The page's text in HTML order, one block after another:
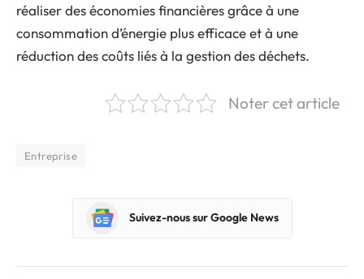
réaliser des économies financières grâce à une
consommation d’énergie plus efficace et à une
réduction des coûts liés à la gestion des déchets.
Noter cet article
Entreprise
Suivez-nous sur Google News